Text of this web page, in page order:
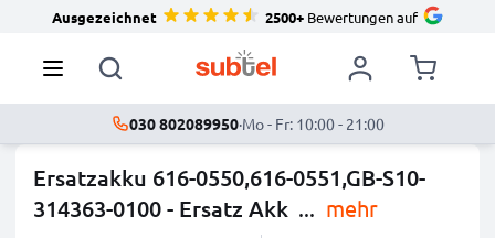
Ausgezeichnet 2500+Bewertungen auf
030 802089950·Mo - Fr: 10:00 - 21:00
Ersatzakku 616-0550,616-0551,GB-S10-
314363-0100 - Ersatz Akk ... mehr